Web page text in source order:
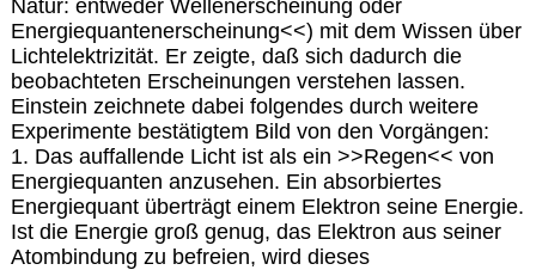
Natur: entweder Wellenerscheinung oder
Energiequantenerscheinung<<) mit dem Wissen über
Lichtelektrizität. Er zeigte, daß sich dadurch die
beobachteten Erscheinungen verstehen lassen.
Einstein zeichnete dabei folgendes durch weitere
Experimente bestätigtem Bild von den Vorgängen:
1. Das auffallende Licht ist als ein >>Regen<< von
Energiequanten anzusehen. Ein absorbiertes
Energiequant überträgt einem Elektron seine Energie.
Ist die Energie groß genug, das Elektron aus seiner
Atombindung zu befreien, wird dieses